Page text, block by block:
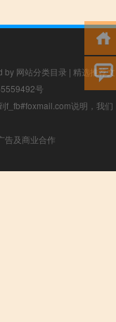
by 网站分类目录 | 精选推荐文
号
f_fb#foxmail.com说明，我们
告及商业合作